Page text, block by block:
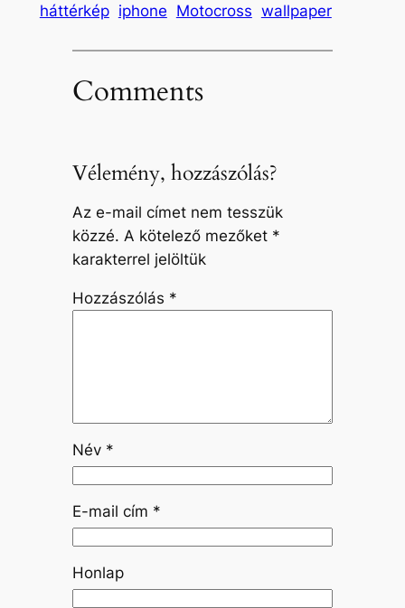
háttérkép iphone Motocross wallpaper
Comments
Vélemény, hozzászólás?
Az e-mail címet nem tesszük
közzé. A kötelező mezőket *
karakterrel jelöltük
Hozzászólás *
Név *
E-mail cím *
Honlap